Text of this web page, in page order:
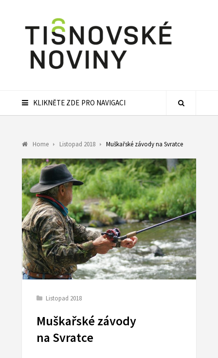
KLIKNĚTE ZDE PRO NAVIGACI
Home Listopad 2018 Muškařské závody na Svratce
Listopad 2018
Muškařské závody
na Svratce